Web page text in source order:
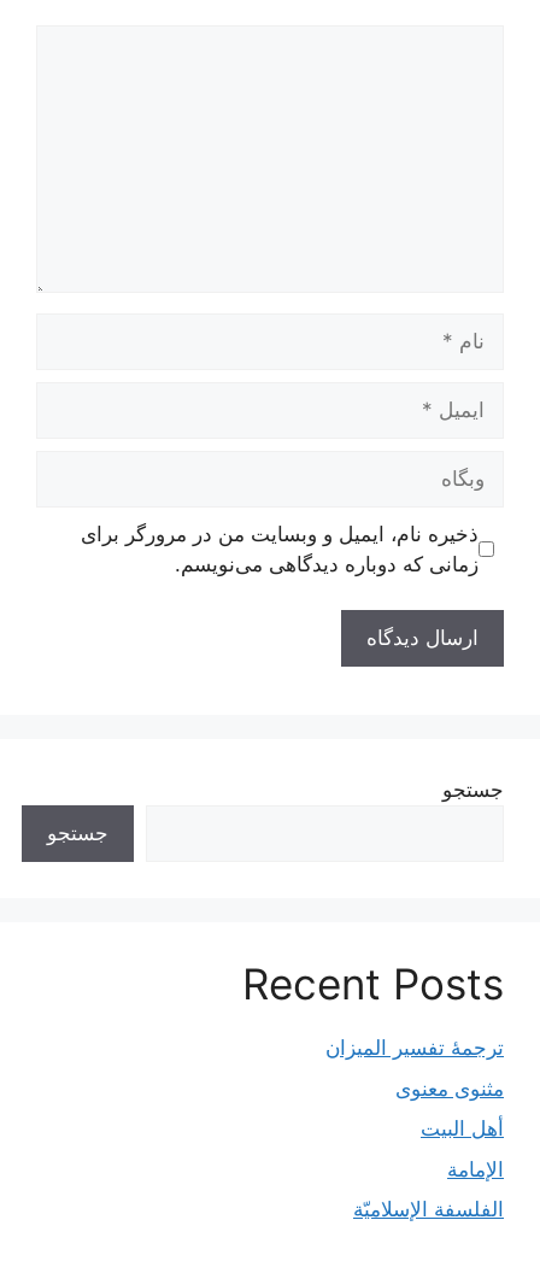
وبگاه
ذخیره نام، ایمیل و وبسایت من در مرورگر برای
زمانی که دوباره دیدگاهی می‌نویسم.
جستجو
جستجو
Recent Posts
ترجمۀ تفسیر المیزان
مثنوی معنوی
أهل البيت
الإمامة
الفلسفة الإسلاميّة